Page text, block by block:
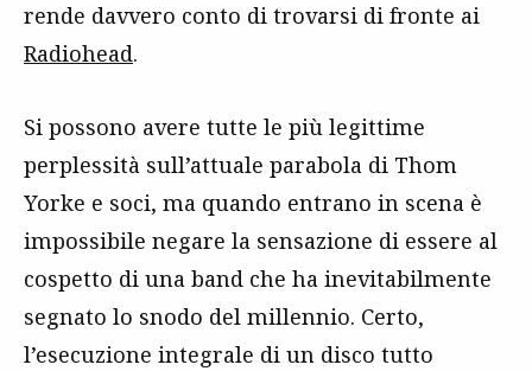
rende davvero conto di trovarsi di fronte ai
Radiohead.
Si possono avere tutte le più legittime
perplessità sull’attuale parabola di Thom
Yorke e soci, ma quando entrano in scena è
impossibile negare la sensazione di essere al
cospetto di una band che ha inevitabilmente
segnato lo snodo del millennio. Certo,
l’esecuzione integrale di un disco tutto